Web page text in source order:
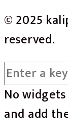
© 2025
reserved.
No
and add